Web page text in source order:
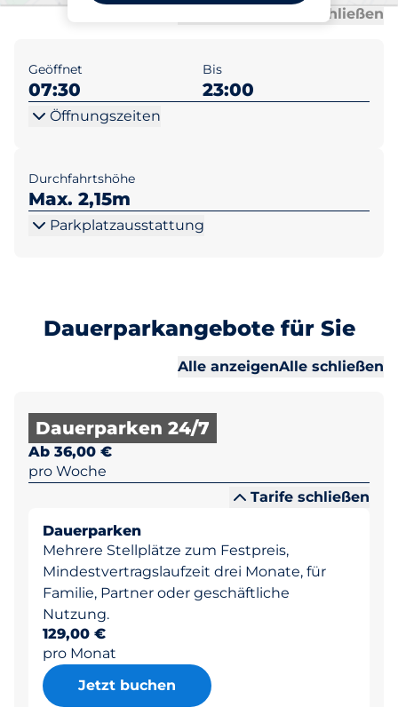
Alle schließen
Geöffnet
07:30
Bis
23:00
Öffnungszeiten
Durchfahrtshöhe
Max. 2,15m
Parkplatzausstattung
Dauerparkangebote für Sie
Alle anzeigenAlle schließen
Dauerparken 24/7
Ab 36,00 €
pro Woche
Tarife schließen
Dauerparken
Mehrere Stellplätze zum Festpreis,
Mindestvertragslaufzeit drei Monate, für
Familie, Partner oder geschäftliche
Nutzung.
129,00 €
pro Monat
Jetzt buchen